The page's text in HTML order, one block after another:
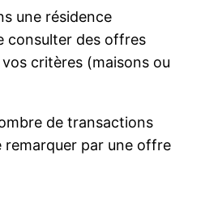
une résidence
consulter des offres
critères (maisons ou
de transactions
remarquer par une offre